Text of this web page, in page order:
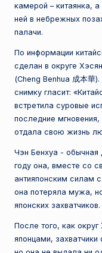
я
п
л
а
н
е
т
а
камерой – китаянка,
ней в небрежных
палачи.
По информации
сделан в округе
(Cheng Benhua 成本華
снимку гласит:
встретила суровые
последние
отдала свою жизнь
Чэн Бенхуа - обычная
году она, вместе со
антияпонским силам
она потеряла мужа,
японских захватчиков.
После того, как
японцами, захватчики